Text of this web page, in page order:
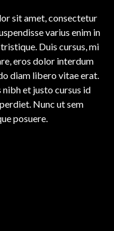
sit amet, consectetur
varius enim in
Duis cursus, mi
eros dolor interdum
diam libero vitae erat.
nibh et justo cursus id
Nunc ut sem
posuere.